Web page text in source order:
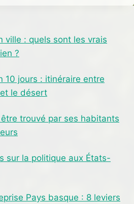
ville : quels sont les vrais
?
10 jours : itinéraire entre
le désert
trouvé par ses habitants
sur la politique aux États-
Pays basque : 8 leviers